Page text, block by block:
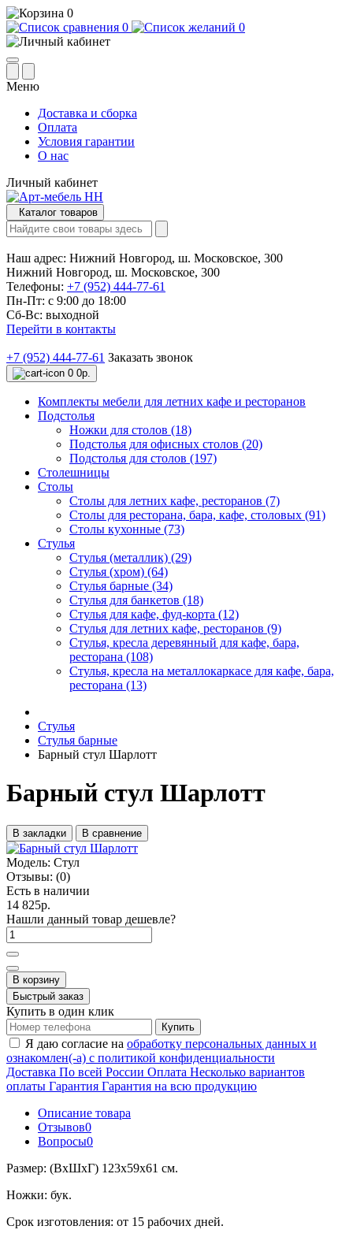
0
0
0
Меню
Доставка и сборка
Оплата
Условия гарантии
О нас
Личный кабинет
Каталог товаров
Наш адрес: Нижний Новгород, ш. Московское, 300
Нижний Новгород, ш. Московское, 300
Телефоны: +7 (952) 444-77-61
Пн-Пт: с 9:00 до 18:00
Сб-Вс: выходной
Перейти в контакты
+7 (952) 444-77-61 Заказать звонок
0 0р.
Комплекты мебели для летних кафе и ресторанов
Подстолья
Ножки для столов (18)
Подстолья для офисных столов (20)
Подстолья для столов (197)
Столешницы
Столы
Столы для летних кафе, ресторанов (7)
Столы для ресторана, бара, кафе, столовых (91)
Столы кухонные (73)
Стулья
Стулья (металлик) (29)
Стулья (хром) (64)
Стулья барные (34)
Стулья для банкетов (18)
Стулья для кафе, фуд-корта (12)
Стулья для летних кафе, ресторанов (9)
Стулья, кресла деревянный для кафе, бара,
ресторана (108)
Стулья, кресла на металлокаркасе для кафе, бара,
ресторана (13)
Стулья
Стулья барные
Барный стул Шарлотт
Барный стул Шарлотт
В закладки В сравнение
Модель: Стул
Отзывы: (0)
Есть в наличии
14 825р.
Нашли данный товар дешевле?
В корзину
Быстрый заказ
Купить в один клик
Купить
Я даю согласие на обработку персональных данных и
ознакомлен(-а) с политикой конфиденциальности
Доставка По всей России Оплата Несколько вариантов
оплаты Гарантия Гарантия на всю продукцию
Описание товара
Отзывов0
Вопросы0
Размер: (ВхШхГ) 123х59х61 см.
Ножки: бук.
Срок изготовления: от 15 рабочих дней.